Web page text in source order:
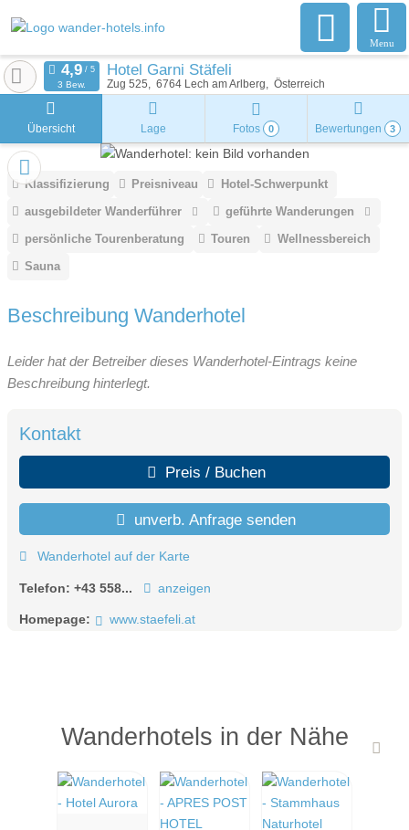
Menu
Hotel Garni Stäfeli
Zug 525 6764 Lech am Arlberg Österreich
3 Bew.
Übersicht Lage Fotos 0 Bewertungen 3
Klassifizierung Preisniveau
Hotel-Schwerpunkt
ausgebildeter Wanderführer
geführte Wanderungen
persönliche Tourenberatung
Touren
Wellnessbereich
Sauna
Beschreibung Wanderhotel
Leider hat der Betreiber dieses Wanderhotel-Eintrags keine
Beschreibung hinterlegt.
Kontakt
Preis / Buchen
unverb. Anfrage senden
Wanderhotel auf der Karte
Telefon: +43 558... anzeigen
Homepage: www.staefeli.at
Wanderhotels in der Nähe